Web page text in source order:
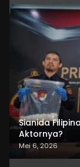
Sianida
Aktornya?
Mei 6, 2026